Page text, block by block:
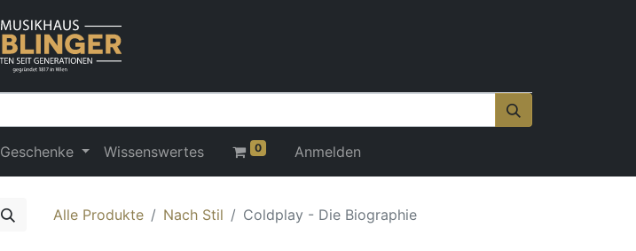
Geschenke Wissenswertes 0 Anmelden
Alle Produkte Nach Stil Coldplay - Die Biographie